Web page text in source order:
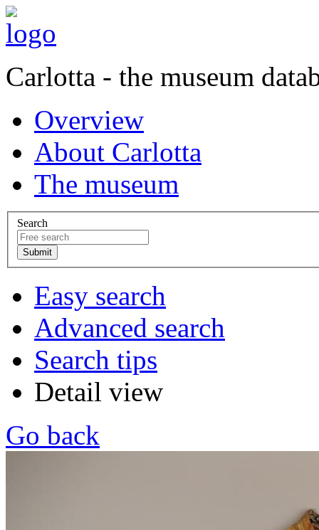
Carlotta - the museum
Overview
About Carlotta
The museum
Search
Easy search
Advanced search
Search tips
Detail view
Go back